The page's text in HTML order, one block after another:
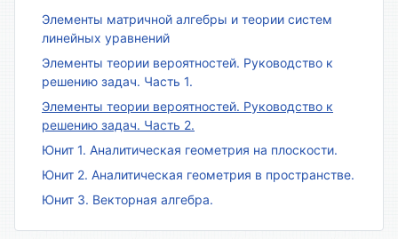
Элементы матричной алгебры и теории систем
линейных уравнений
Элементы теории вероятностей. Руководство к
решению задач. Часть 1.
Элементы теории вероятностей. Руководство к
решению задач. Часть 2.
Юнит 1. Аналитическая геометрия на плоскости.
Юнит 2. Аналитическая геометрия в пространстве.
Юнит 3. Векторная алгебра.